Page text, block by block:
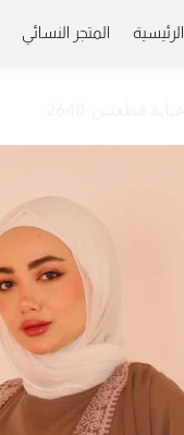
الرئيسية المتجر النسائي